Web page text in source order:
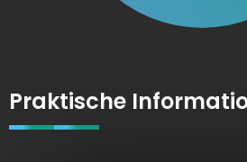
Praktische